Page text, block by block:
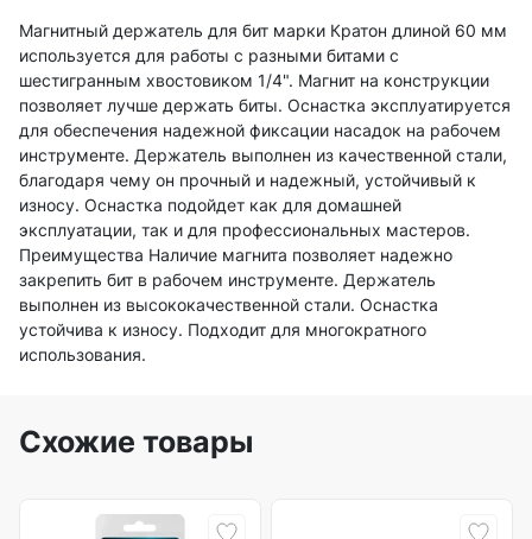
Магнитный держатель для бит марки Кратон длиной 60 мм
используется для работы с разными битами с
шестигранным хвостовиком 1/4". Магнит на конструкции
позволяет лучше держать биты. Оснастка эксплуатируется
для обеспечения надежной фиксации насадок на рабочем
инструменте. Держатель выполнен из качественной стали,
благодаря чему он прочный и надежный, устойчивый к
износу. Оснастка подойдет как для домашней
эксплуатации, так и для профессиональных мастеров.
Преимущества Наличие магнита позволяет надежно
закрепить бит в рабочем инструменте. Держатель
выполнен из высококачественной стали. Оснастка
устойчива к износу. Подходит для многократного
использования.
Схожие товары